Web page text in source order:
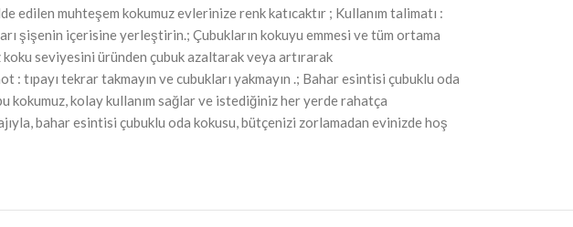
edilen muhteşem kokumuz evlerinize renk katıcaktır ; Kullanım talimatı :
şişenin içerisine yerleştirin.; Çubukların kokuyu emmesi ve tüm ortama
seviyesini üründen çubuk azaltarak veya artırarak
tıpayı tekrar takmayın ve cubukları yakmayın .; Bahar esintisi çubuklu oda
kokumuz, kolay kullanım sağlar ve istediğiniz her yerde rahatça
bahar esintisi çubuklu oda kokusu, bütçenizi zorlamadan evinizde hoş